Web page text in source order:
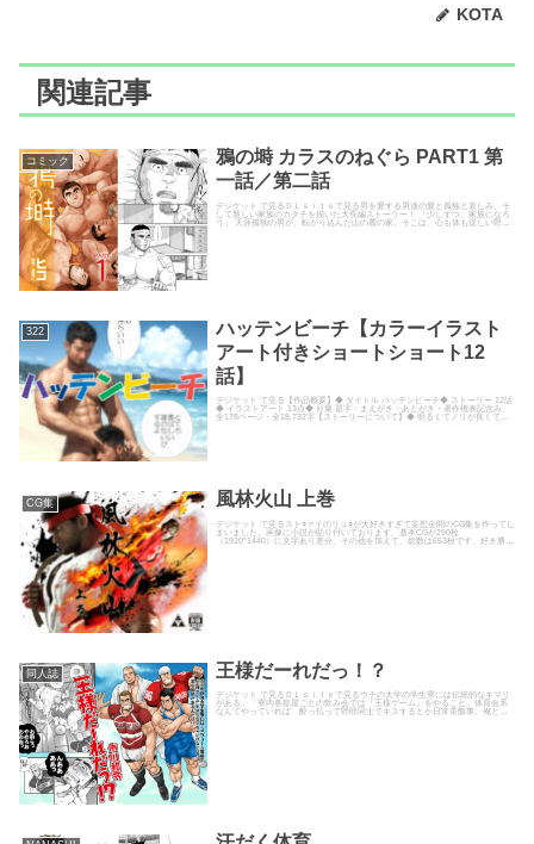
KOTA
関連記事
コミック
鴉の塒 カラスのねぐら PART1 第
一話／第二話
デジケット で見るＤＬｓｉｔｅで見る男を愛する男達の愛と孤独と哀しみ、そ
して新しい家族のカタチを描いた大長編ストーリー！ 「少しずつ、家族になろ
う」 天涯孤独の男が、転がり込んだ山の麓の家。そこは、心も体も逞しい野郎
322
ハッテンビーチ【カラーイラスト
アート付きショートショート12
話】
デジケット で見る【作品概要】◆ タイトル ハッテンビーチ◆ ストーリー 12話
◆ イラストアート 13点◆ 分量 題字・まえがき・あとがき・著作権表記含み、
全178ページ・全18,732字【ストーリーについて】◆ 明るくてノリが良くてち
CG集 風林火山 上巻
デジケット で見るスト○ァイのリュ○が大好きすぎて妄想全開のCG集を作ってし
まいました。画像に小説が貼り付いております。基本CGが290枚
（1920*1440）に文字あり差分、その他を加えて、総数は653枚です。好き勝手
同人誌 王様だーれだっ！？
デジケット で見るＤＬｓｉｔｅで見るウチの大学の学生寮には伝統的なキマリ
がある。「寮内各部屋ごとの飲み会では『王様ゲーム』をやること」体育会系
なんてやっていれば、酔っ払って野郎同士でキスするとか日常茶飯事。俺と江